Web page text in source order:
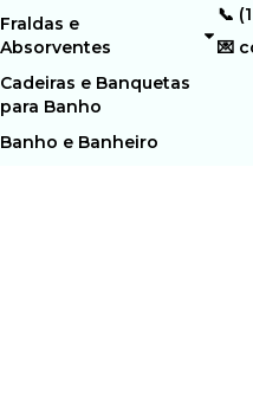
Fraldas e
Absorventes
Cadeiras e Banquetas
para Banho
Banho e Banheiro
📞
💌